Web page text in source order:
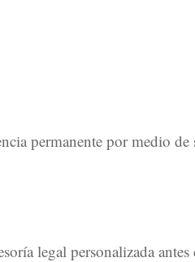
permanente por medio
legal personalizada antes